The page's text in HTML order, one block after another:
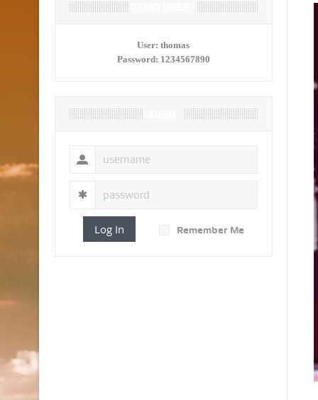
على شراكة فاعلة مع الإعلام
فريحات.. مبارك وبكم تزهو المناصب
User: thomas
Password: 1234567890
Log In Remember Me